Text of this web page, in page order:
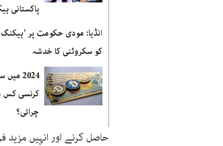
پاکستانی
انڈیا: مودی حکومت پر
کو سکروٹنی کا خدشہ
2024
کرنسی کس
چرائی؟
حاصل کرنے اور انہیں مزید